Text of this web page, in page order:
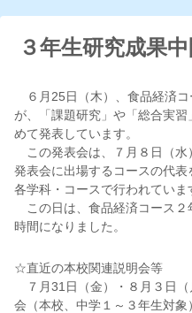
３年生研究成果
６月25日（木）、食品経済コ
が、「課題研究」や「総合実
めて発表しています。
この発表会は、７月８日（水
発表会に出場するコースの代表
各学科・コースで行われていま
この日は、食品経済コース２
時間になりました。
☆直近の本校関連説明会等
７月31日（金）・８月３日（
会（本校、中学１～３年生対象）